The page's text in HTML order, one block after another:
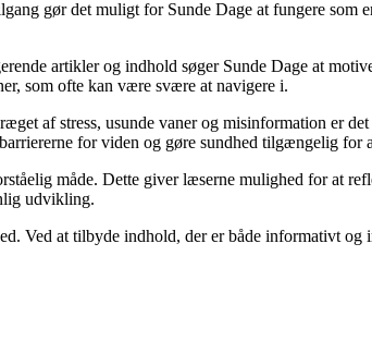
gør det muligt for Sunde Dage at fungere som
artikler og indhold søger Sunde Dage at
som ofte kan være svære at navigere i.
af stress, usunde vaner og misinformation er
for viden og gøre sundhed tilgængelig for
måde. Dette giver læserne mulighed for at
udvikling.
Ved at tilbyde indhold, der er både informativt og